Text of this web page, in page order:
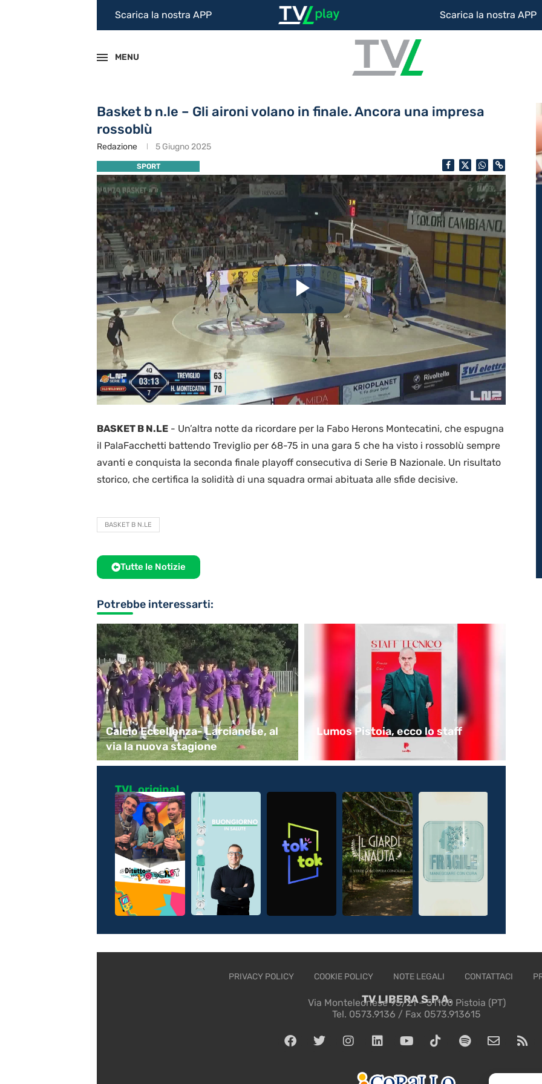
Scarica la nostra APP Scarica la nostra APP
MENU
Basket b n.le – Gli aironi volano in finale. Ancora una impresa
rossoblù
Redazione 5 Giugno 2025
SPORT
Riproduci
il
video
BASKET B N.LE - Un’altra notte da ricordare per la Fabo Herons Montecatini, che espugna
il PalaFacchetti battendo Treviglio per 68-75 in una gara 5 che ha visto i rossoblù sempre
avanti e conquista la seconda finale playoff consecutiva di Serie B Nazionale. Un risultato
storico, che certifica la solidità di una squadra ormai abituata alle sfide decisive.
BASKET B N.LE
Tutte le Notizie
Potrebbe interessarti:
Calcio Eccellenza- Larcianese, al
via la nuova stagione
Lumos Pistoia, ecco lo staff
TVL original
PRIVACY POLICY COOKIE POLICY NOTE LEGALI CONTATTACI
TV LIBERA S.P.A.
Via Monteleonese 95/21 – 51100 Pistoia (PT)
Tel. 0573.9136 / Fax 0573.913615